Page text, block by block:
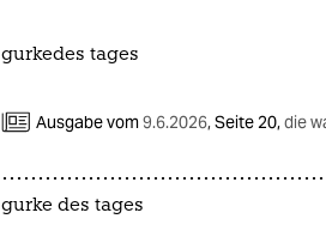
gurkedes tages
Ausgabe vom9.6.2026,Seite 20,die
gurke des tages